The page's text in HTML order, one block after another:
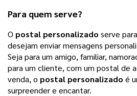
Para quem serve?
O postal personalizado serve
desejam enviar mensagens
Seja para um amigo, familiar,
para um cliente, com um postal de
venda, o postal personalizado é
surpreender e encantar.